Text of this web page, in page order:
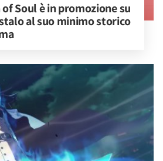
Soul è in promozione su
al suo minimo storico